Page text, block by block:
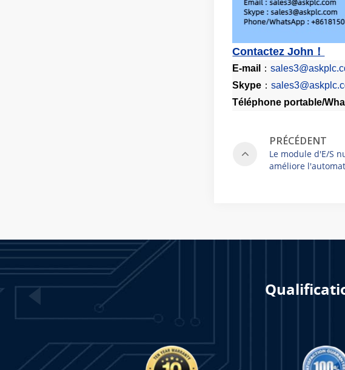
Contactez John！
E-mail ：
Skype ：
Téléphone portable/
PRÉCÉDENT
Le module d'E/S
améliore